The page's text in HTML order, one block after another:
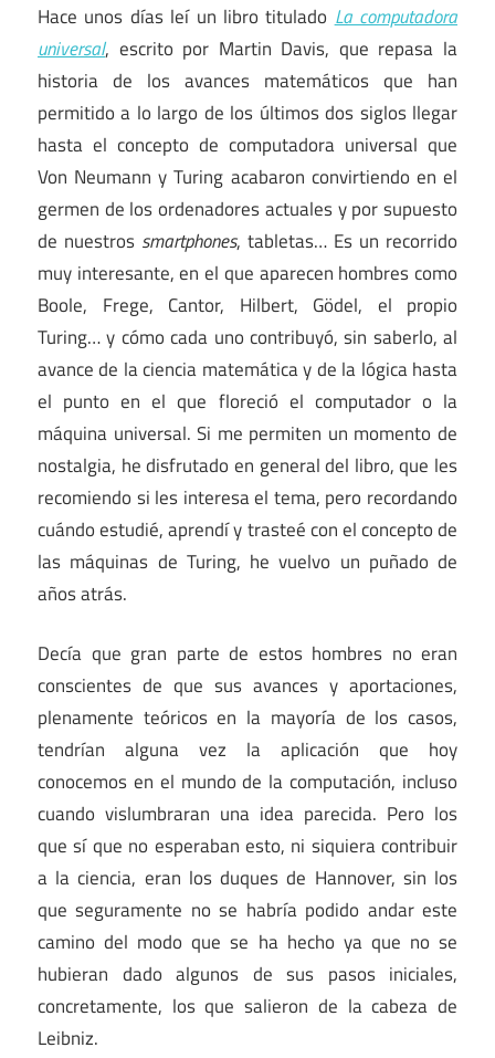
Hace unos días leí un libro titulado La computadora
universal, escrito por Martin Davis, que repasa la
historia de los avances matemáticos que han
permitido a lo largo de los últimos dos siglos llegar
hasta el concepto de computadora universal que
Von Neumann y Turing acabaron convirtiendo en el
germen de los ordenadores actuales y por supuesto
de nuestros smartphones, tabletas… Es un recorrido
muy interesante, en el que aparecen hombres como
Boole, Frege, Cantor, Hilbert, Gödel, el propio
Turing… y cómo cada uno contribuyó, sin saberlo, al
avance de la ciencia matemática y de la lógica hasta
el punto en el que floreció el computador o la
máquina universal. Si me permiten un momento de
nostalgia, he disfrutado en general del libro, que les
recomiendo si les interesa el tema, pero recordando
cuándo estudié, aprendí y trasteé con el concepto de
las máquinas de Turing, he vuelvo un puñado de
años atrás.
Decía que gran parte de estos hombres no eran
conscientes de que sus avances y aportaciones,
plenamente teóricos en la mayoría de los casos,
tendrían alguna vez la aplicación que hoy
conocemos en el mundo de la computación, incluso
cuando vislumbraran una idea parecida. Pero los
que sí que no esperaban esto, ni siquiera contribuir
a la ciencia, eran los duques de Hannover, sin los
que seguramente no se habría podido andar este
camino del modo que se ha hecho ya que no se
hubieran dado algunos de sus pasos iniciales,
concretamente, los que salieron de la cabeza de
Leibniz.